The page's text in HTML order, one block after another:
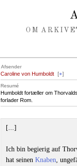
OM
Afsender
Caroline von Humboldt [+]
Resumé
Humboldt fortæller om
forlader Rom.
[...]
Ich bin begierig auf
hat seinen Knaben,